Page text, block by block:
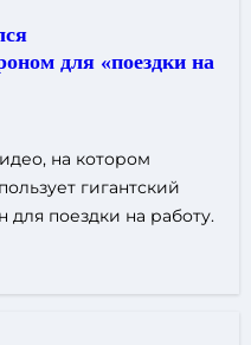
для «поездки на
гигантский
для поездки на работу.